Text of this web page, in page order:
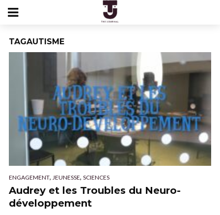
TAGAUTISME
ENGAGEMENT, JEUNESSE, SCIENCES
Audrey et les Troubles du Neuro-
développement